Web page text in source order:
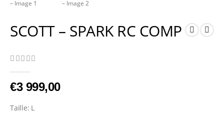
SCOTT – SPARK RC COMP
0Sur 5
€3 999,00
Taille: L